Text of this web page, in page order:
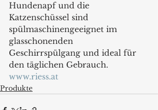
Hundenapf und die
Katzenschüssel sind
spülmaschinengeeignet im
glasschonenden
Geschirrspülgang und ideal für
den täglichen Gebrauch.
www.riess.at
Produkte